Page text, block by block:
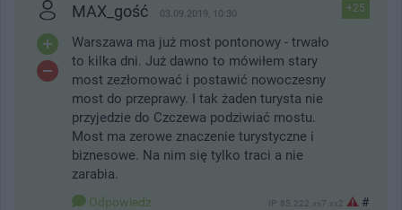
+25
MAX_gość 03.09.2019, 10:30
Warszawa ma już most pontonowy - trwało
to kilka dni. Już dawno to mówiłem stary
most zezłomować i postawić nowoczesny
most do przeprawy. I tak żaden turysta nie
przyjedzie do Czczewa podziwiać mostu.
Most ma zerowe znaczenie turystyczne i
biznesowe. Na nim się tylko traci a nie
zarabia.
Odpowiedz IP: 85.222.xx7.xx2 #